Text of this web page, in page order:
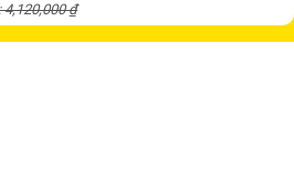
4,120,000 ₫